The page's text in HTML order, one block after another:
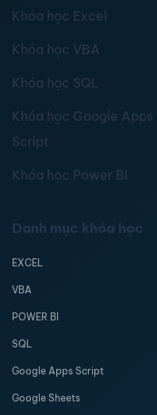
Khóa học Excel
Khóa học VBA
Khóa học SQL
Khóa học Google Apps
Script
Khóa học Power BI
Danh mục khóa học
EXCEL
VBA
POWER BI
SQL
Google Apps Script
Google Sheets